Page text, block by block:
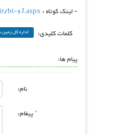
- لینک کوتاه : bt-6J.aspx
کلمات کلیدی:
اداره کل
پیام ها:
نام:
*پیغام: